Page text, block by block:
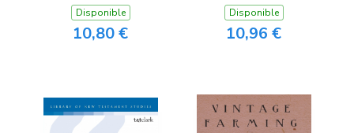
Disponible
10,80 €
Disponible
10,96 €